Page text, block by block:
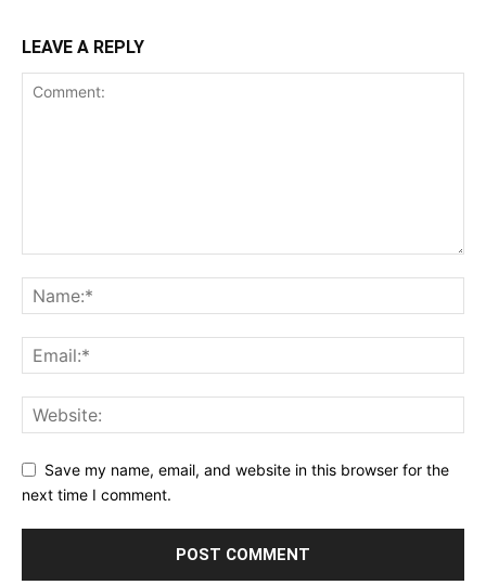
LEAVE A REPLY
Save my name, email, and website in this browser for the
next time I comment.